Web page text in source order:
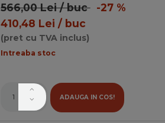
566,00 Lei / buc-27 %
410,48 Lei / buc
(pret cu TVA inclus)
Intreaba stoc
ADAUGA IN COS!